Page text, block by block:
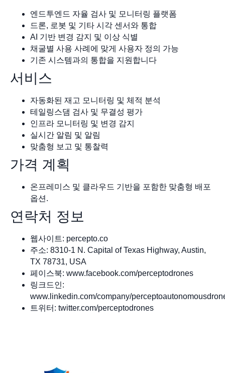
엔드투엔드 자율 검사 및 모니터링 플랫폼
드론, 로봇 및 기타 시각 센서와 통합
AI 기반 변경 감지 및 이상 식별
채굴별 사용 사례에 맞게 사용자 정의 가능
기존 시스템과의 통합을 지원합니다
서비스
자동화된 재고 모니터링 및 체적 분석
테일링스댐 검사 및 무결성 평가
인프라 모니터링 및 변경 감지
실시간 알림 및 알림
맞춤형 보고 및 통찰력
가격 계획
온프레미스 및 클라우드 기반을 포함한 맞춤형 배포
옵션.
연락처 정보
웹사이트: percepto.co
주소: 8310-1 N. Capital of Texas Highway, Austin,
TX 78731, USA
페이스북: www.facebook.com/perceptodrones
링크드인:
www.linkedin.com/company/
트위터: twitter.com/perceptodrones